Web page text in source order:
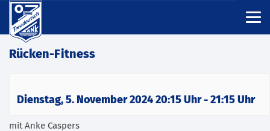
Rücken-Fitness
Dienstag, 5. November 2024 20:15 Uhr- 21:15 Uhr
mit Anke Caspers